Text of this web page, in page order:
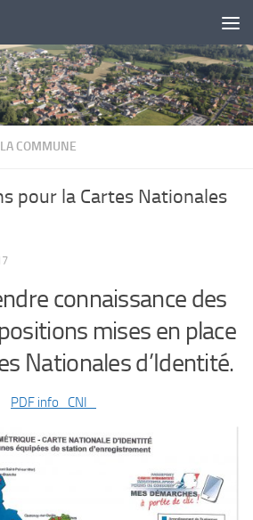
COMMUNE
pour la Cartes Nationales
connaissance des
mises en place
Nationales d’Identité.
PDF info_CNI_